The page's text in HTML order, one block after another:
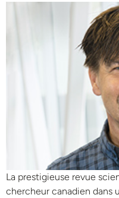
La prestigieuse revue
chercheur canadien dans